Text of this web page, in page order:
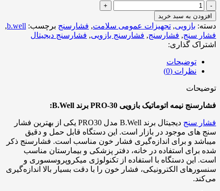
فشارسنج
نیمه
اتوماتیک
PRO-
30
برند
B.Well
عدد
افزودن به سبد خرید
دسته: بازویی, تجهیزات عمومی سلامت, فشارسنج برچسب: b.well
,
فشار سنج, فشارسنج, فشارسنج بازویی, فشارسنج دیجیتال
اشتراک گذاری:
توضیحات
نظرات (0)
توضیحات
فشارسنج نیمه اتوماتیک بازویی PRO-30 برند B.Well:
فشار سنج
دیجیتال برند B.Well مدل PRO30 یکی از بهترین فشار
سنج های موجود در بازار است. این دستگاه قابل حمل و دقیق
میباشد و برای اندازه‌گیری فشار خون مناسب است. فشارسنج ذکر
شده برای استفاده در خانه، دفتر پزشکی و بیمارستان مناسب
است. این دستگاه با استفاده از تکنولوژی میکروپروسسوری و
سنسورهای الکترونیکی، فشار خون را با دقت بسیار بالا اندازه‌گیری
می‌کند.